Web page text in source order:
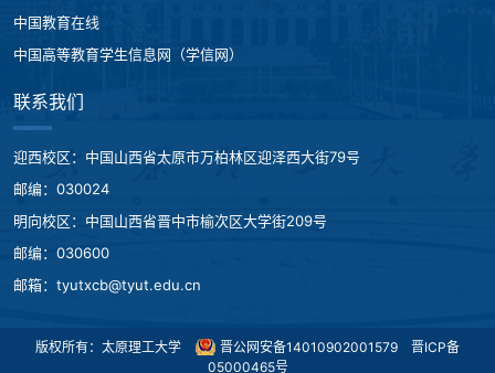
中国教育在线
中国高等教育学生信息网（学信网）
联系我们
迎西校区：中国山西省太原市万柏林区迎泽西大街79号
邮编：030024
明向校区：中国山西省晋中市榆次区大学街209号
邮编：030600
邮箱：tyutxcb@tyut.edu.cn
版权所有：太原理工大学 晋公网安备14010902001579
晋ICP备
05000465号